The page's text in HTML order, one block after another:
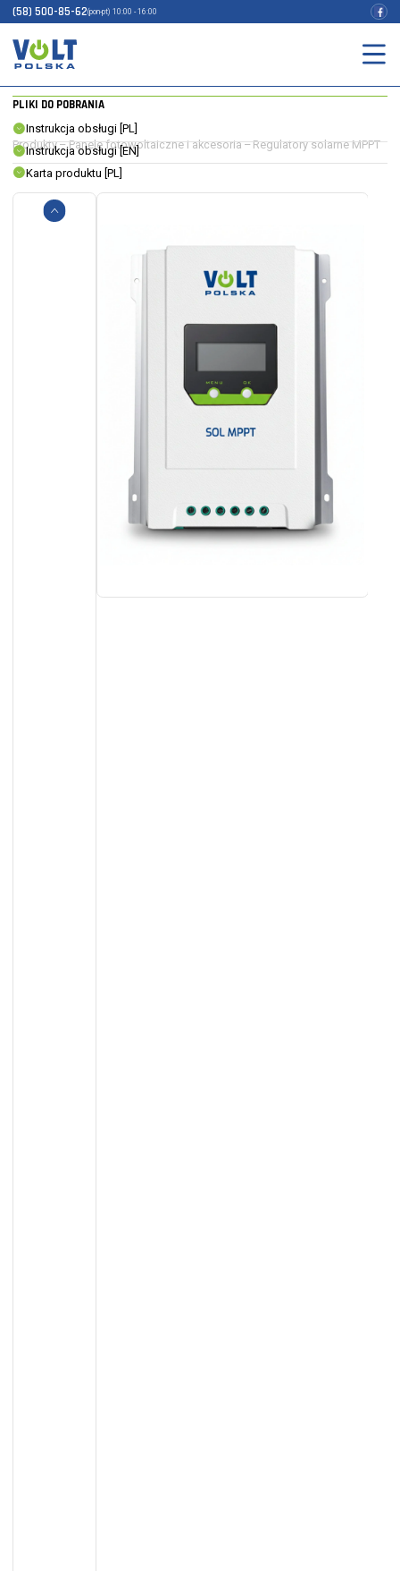
(58) 500-85-62(pon-pt) 10:00 - 16:00
Produkty–Panele fotowoltaiczne i akcesoria–Regulatory solarne MPPT
BLUETOOTH
INDEKS:3IPSMPPT30
PLIKI DO POBRANIA
Instrukcja obsługi [PL]
Instrukcja obsługi [EN]
Karta produktu [PL]